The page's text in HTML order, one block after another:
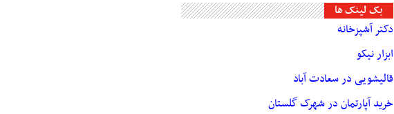
بک لینک ها
دکتر آشپزخانه
ابزار نیکو
قالیشویی در سعادت آباد
خرید آپارتمان در شهرک گلستان